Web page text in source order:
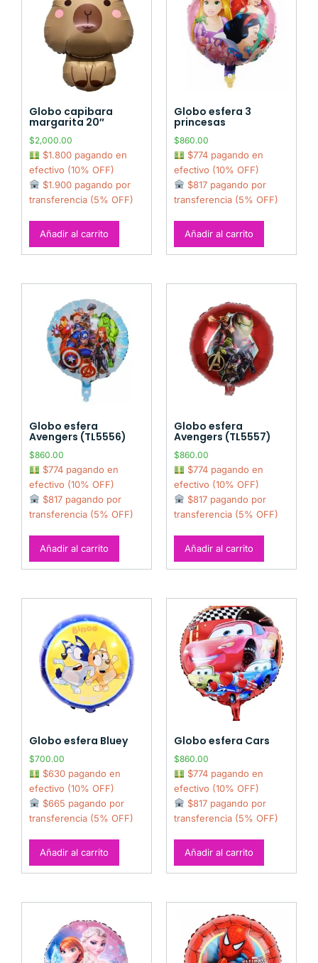
Globo capibara
margarita 20″
$2,000.00
$1.800 pagando en
efectivo (10% OFF)
$1.900 pagando por
transferencia (5% OFF)
Añadir al carrito
Globo esfera 3
princesas
$860.00
$774 pagando en
efectivo (10% OFF)
$817 pagando por
transferencia (5% OFF)
Añadir al carrito
Globo esfera
Avengers (TL5556)
$860.00
$774 pagando en
efectivo (10% OFF)
$817 pagando por
transferencia (5% OFF)
Añadir al carrito
Globo esfera
Avengers (TL5557)
$860.00
$774 pagando en
efectivo (10% OFF)
$817 pagando por
transferencia (5% OFF)
Añadir al carrito
Globo esfera Bluey
$700.00
$630 pagando en
efectivo (10% OFF)
$665 pagando por
transferencia (5% OFF)
Añadir al carrito
Globo esfera Cars
$860.00
$774 pagando en
efectivo (10% OFF)
$817 pagando por
transferencia (5% OFF)
Añadir al carrito